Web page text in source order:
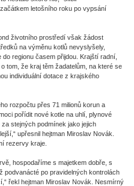
letošního roku po vypsání
životního prostředí však žádost
na výměnu kotlů nevyslyšely,
regionu časem přijdou. Krajští radní,
tom, že kraj těm žadatelům, na které se
individuální dotace z krajského
rozpočtu přes 71 milionů korun a
pořídit nové kotle na uhlí, plynové
stejných podmínek jako jejich
upřesnil hejtman Miroslav Novák.
rezervy kraje.
hospodaříme s majetkem dobře, s
podvanácté po pravidelných kontrolách
řekl hejtman Miroslav Novák. Nesmírný